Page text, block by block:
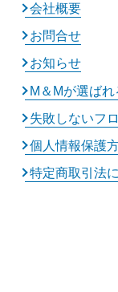
会社概要
お問合せ
お知らせ
M＆Mが選ば
失敗しないフ
個人情報保護
特定商取引法